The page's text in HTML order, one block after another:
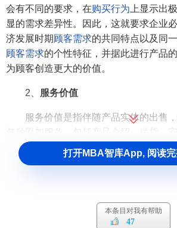
会有不同的要求，在购买行为 上显示出
显的需求差异性。因此，这就要求企业
济发展时期 顾客需求的共同特点以及同
顾客需求的个性特征，并据此进行产品
为顾客创造更大的价值。
2、 服务价值
服务价值是指伴随产品实体的出售，
各种附加服务，包括产品介绍、送货、
技术培训、产品保证等所产生的价值。
总价值的重要因素之一。在现代的消费
或类似的情况下，企业向顾客提供的附
越大，顾客从中获得的实际
打开MBA智库App, 阅读
本条目对我有帮助
47